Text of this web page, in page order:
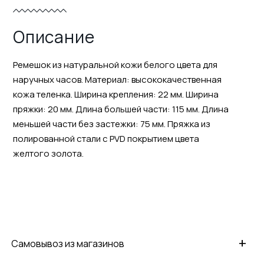
Описание
Ремешок из натуральной кожи белого цвета для
наручных часов. Материал: высококачественная
кожа теленка. Ширина крепления: 22 мм. Ширина
пряжки: 20 мм. Длина большей части: 115 мм. Длина
меньшей части без застежки: 75 мм. Пряжка из
полированной стали с PVD покрытием цвета
желтого золота.
+
Самовывоз из магазинов